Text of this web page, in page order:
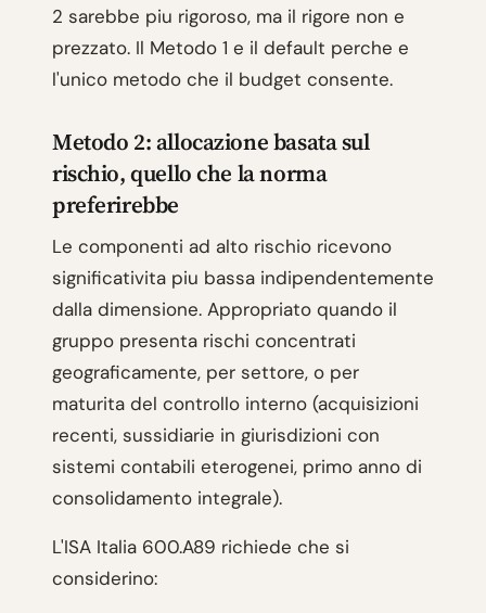
2 sarebbe piu rigoroso, ma il rigore non e
prezzato. Il Metodo 1 e il default perche e
l'unico metodo che il budget consente.
Metodo 2: allocazione basata sul
rischio, quello che la norma
preferirebbe
Le componenti ad alto rischio ricevono
significativita piu bassa indipendentemente
dalla dimensione. Appropriato quando il
gruppo presenta rischi concentrati
geograficamente, per settore, o per
maturita del controllo interno (acquisizioni
recenti, sussidiarie in giurisdizioni con
sistemi contabili eterogenei, primo anno di
consolidamento integrale).
L'ISA Italia 600.A89 richiede che si
considerino: